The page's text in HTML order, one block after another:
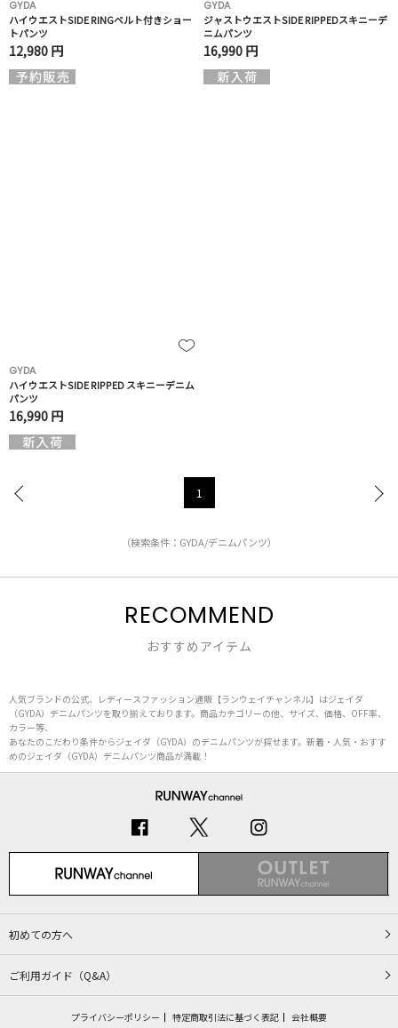
GYDA
ハイウエストSIDE RINGベルト付きショー
トパンツ
12,980 円
GYDA
ジャストウエストSIDE RIPPEDスキニーデ
ニムパンツ
16,990 円
GYDA
ハイウエストSIDE RIPPED スキニーデニム
パンツ
16,990 円
1
（検索条件：GYDA/デニムパンツ）
RECOMMEND
おすすめアイテム
人気ブランドの公式、レディースファッション通販【ランウェイチャンネル】はジェイダ
（GYDA）デニムパンツを取り揃えております。商品カテゴリーの他、サイズ、価格、OFF率、
カラー等、
あなたのこだわり条件からジェイダ（GYDA）のデニムパンツが探せます。新着・人気・おすす
めのジェイダ（GYDA）デニムパンツ商品が満載！
初めての方へ
ご利用ガイド（Q&A）
プライバシーポリシー 特定商取引法に基づく表記 会社概要